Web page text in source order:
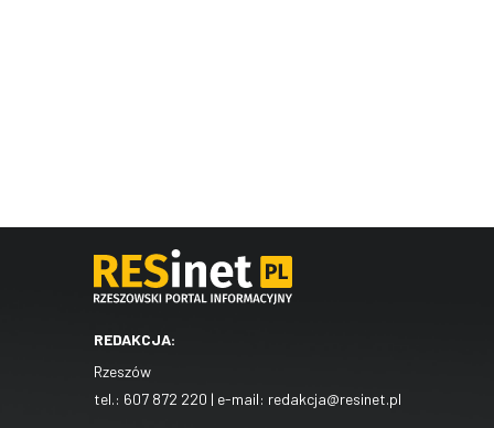
REDAKCJA:
Rzeszów
tel.: 607 872 220 | e-mail: redakcja@resinet.pl